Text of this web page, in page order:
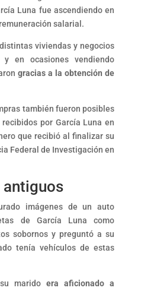
Luna fue ascendiendo en
salarial.
viviendas y negocios
en ocasiones vendiendo
gracias a la obtención de
también fueron posibles
por García Luna en
que recibió al finalizar su
Federal de Investigación en
imágenes de un auto
de García Luna como
sobornos y preguntó a su
tenía vehículos de estas
su maridoera aficionado a